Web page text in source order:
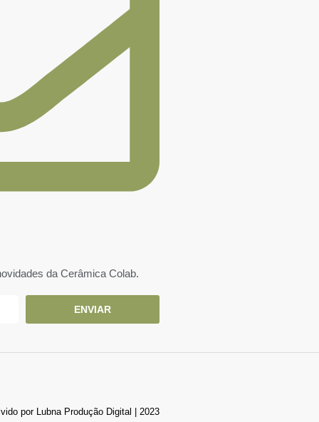
da Cerâmica Colab.
ENVIAR
por Lubna Produção Digital | 2023